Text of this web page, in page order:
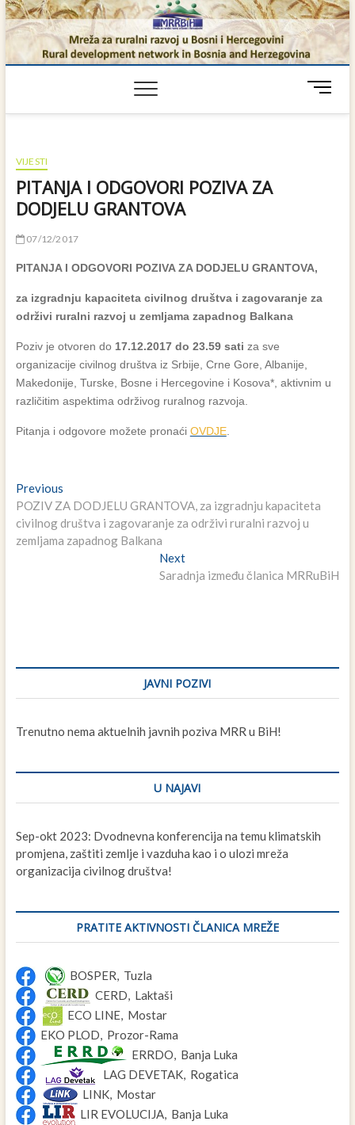
Skip
to
content
M
VIJESTI
PITANJA I ODGOVORI POZIVA ZA
DODJELU GRANTOVA
07/12/2017
PITANJA I ODGOVORI POZIVA ZA DODJELU GRANTOVA,
za izgradnju kapaciteta civilnog društva i zagovaranje za
održivi ruralni razvoj u zemljama zapadnog Balkana
Poziv je otvoren do 17.12.2017 do 23.59 sati za sve
organizacije civilnog društva iz Srbije, Crne Gore, Albanije,
Makedonije, Turske, Bosne i Hercegovine i Kosova*, aktivnim u
različitim aspektima održivog ruralnog razvoja.
Pitanja i odgovore možete pronaći OVDJE.
Navigacija
članaka
PreviousPrevious
post:
POZIV ZA DODJELU GRANTOVA, za izgradnju kapaciteta
civilnog društva i zagovaranje za održivi ruralni razvoj u
zemljama zapadnog Balkana
NextNext
post:
Saradnja između članica MRRuBiH
JAVNI POZIVI
Trenutno nema aktuelnih javnih poziva MRR u BiH!
U NAJAVI
Sep-okt 2023: Dvodnevna konferencija na temu klimatskih
promjena, zaštiti zemlje i vazduha kao i o ulozi mreža
organizacija civilnog društva!
PRATITE AKTIVNOSTI ČLANICA MREŽE
BOSPER, Tuzla
CERD, Laktaši
ECO LINE, Mostar
EKO PLOD, Prozor-Rama
ERRDO, Banja Luka
LAG DEVETAK, Rogatica
LINK, Mostar
LIR EVOLUCIJA, Banja Luka